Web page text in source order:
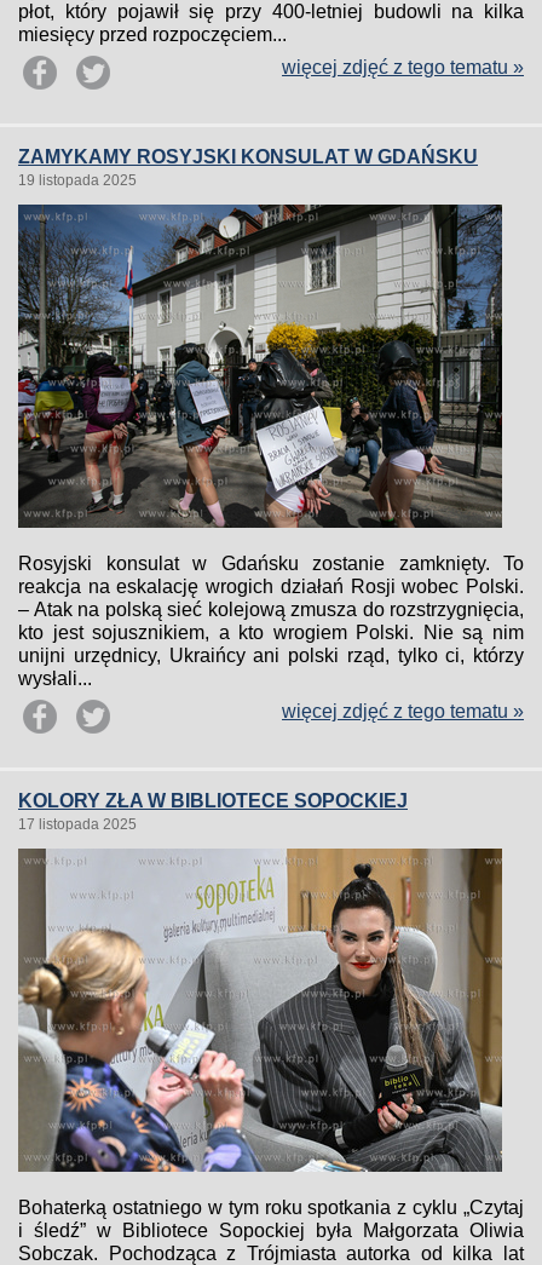
płot, który pojawił się przy 400-letniej budowli na kilka
miesięcy przed rozpoczęciem...
więcej zdjęć z tego tematu »
ZAMYKAMY ROSYJSKI KONSULAT W GDAŃSKU
19 listopada 2025
Rosyjski konsulat w Gdańsku zostanie zamknięty. To
reakcja na eskalację wrogich działań Rosji wobec Polski.
– Atak na polską sieć kolejową zmusza do rozstrzygnięcia,
kto jest sojusznikiem, a kto wrogiem Polski. Nie są nim
unijni urzędnicy, Ukraińcy ani polski rząd, tylko ci, którzy
wysłali...
więcej zdjęć z tego tematu »
KOLORY ZŁA W BIBLIOTECE SOPOCKIEJ
17 listopada 2025
Bohaterką ostatniego w tym roku spotkania z cyklu „Czytaj
i śledź” w Bibliotece Sopockiej była Małgorzata Oliwia
Sobczak. Pochodząca z Trójmiasta autorka od kilka lat